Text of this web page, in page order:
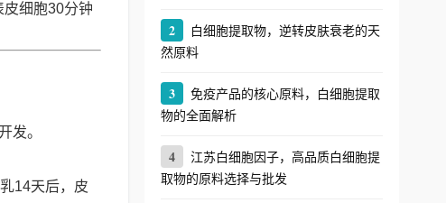
细胞30分钟
发。
14天后，皮
2
白细胞提取物，逆转皮肤衰老的天
然原料
3
免疫产品的核心原料，白细胞提取
物的全面解析
4
江苏白细胞因子，高品质白细胞提
取物的原料选择与批发